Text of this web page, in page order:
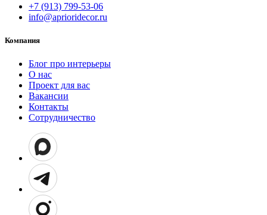
+7 (913) 799-53-06
info@aprioridecor.ru
Компания
Блог про интерьеры
О нас
Проект для вас
Вакансии
Контакты
Сотрудничество